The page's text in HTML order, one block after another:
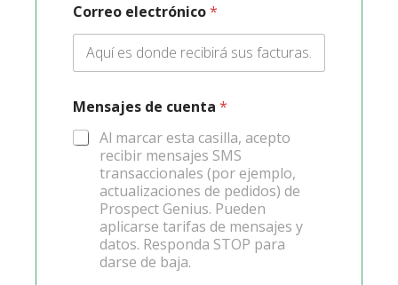
c
o
u
n
Correo electrónico*
Mensajes de cuenta *
Al marcar esta casilla, acepto
recibir mensajes SMS
transaccionales (por ejemplo,
actualizaciones de pedidos) de
Prospect Genius. Pueden
aplicarse tarifas de mensajes y
datos. Responda STOP para
darse de baja.